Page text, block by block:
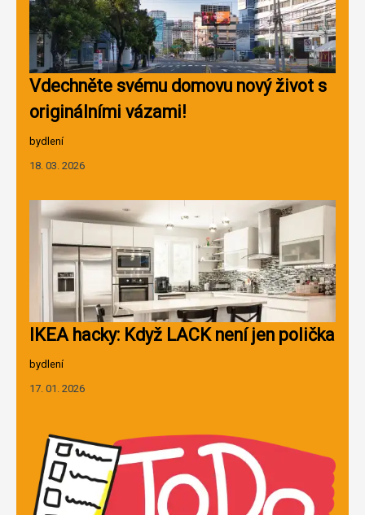
Vdechněte svému domovu nový život s
originálními vázami!
bydlení
18. 03. 2026
IKEA hacky: Když LACK není jen polička
bydlení
17. 01. 2026